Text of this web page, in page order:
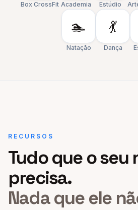
Box CrossFit Academia Estúdio
🏊
Natação
💃
Dança
RECURSOS
Tudo que o seu
precisa.
Nada que ele